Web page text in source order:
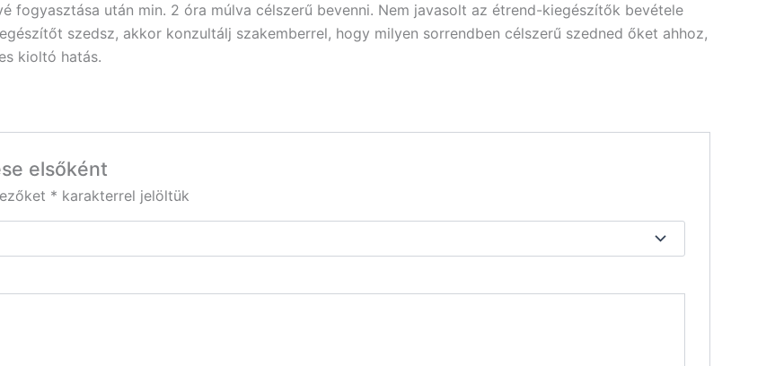
fogyasztása után min. 2 óra múlva célszerű bevenni. Nem javasolt az étrend-kiegészítők bevétele
szedsz, akkor konzultálj szakemberrel, hogy milyen sorrendben célszerű szedned őket ahhoz,
kioltó hatás.
elsőként
* karakterrel jelöltük